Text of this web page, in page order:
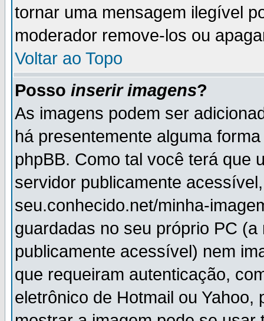
tornar uma mensagem ilegível
moderador remove-los ou
Voltar ao Topo
Posso inserir imagens?
As imagens podem ser
há presentemente alguma
phpBB. Como tal você terá que
servidor publicamente
seu.conhecido.net/minha-
guardadas no seu próprio PC
publicamente acessível) nem
que requeiram autenticação,
eletrônico de Hotmail ou